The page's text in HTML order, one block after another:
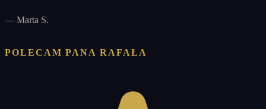
— Marta S.
POLECAM PANA RAFAŁA